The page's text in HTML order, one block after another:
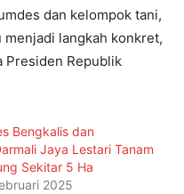
dan kelompok tani,
menjadi langkah konkret,
Presiden Republik
Bengkalis dan
Jaya Lestari Tanam
Sekitar 5 Ha
2025